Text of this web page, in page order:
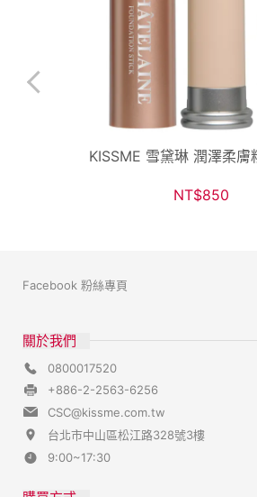
KISSME 雪黛琳 潤澤柔膚
NT$850
關於我們
0800017520
+886-2-2563-6256
CSC@kissme.com.tw
台北市中山區松江路328號3樓
9:00~17:30
Facebook 粉絲專頁